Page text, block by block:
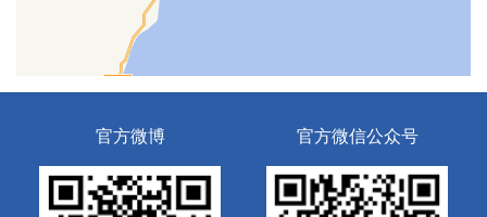
官方微博 官方微信公众号